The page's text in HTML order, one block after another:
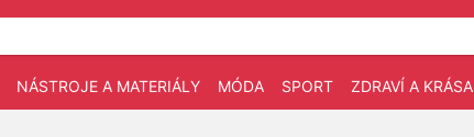
NÁSTROJE A MATERIÁLY MÓDA SPORT ZDRAVÍ A KRÁSA